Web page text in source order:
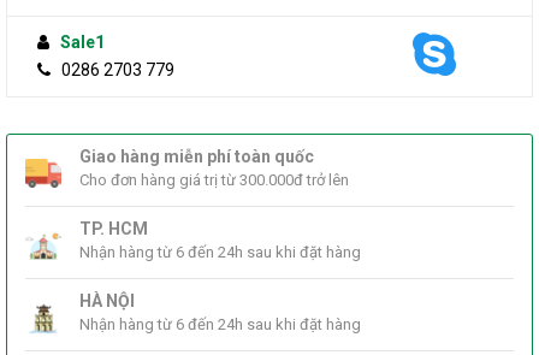
KHUYẾN MÃI HẤP DẪN
THƯƠNG HIỆU
Sản phẩm cùng thương hiệu
-5%
CPU Intel Core I7-7700 (3.6GHz)
8.645.000đ(Giá tốt Online)
Sale1
0286 2703 779
Giao hàng miễn phí toàn quốc
Cho đơn hàng giá trị từ 300.000đ trở lên
TP. HCM
Nhận hàng từ 6 đến 24h sau khi đặt hàng
HÀ NỘI
Nhận hàng từ 6 đến 24h sau khi đặt hàng